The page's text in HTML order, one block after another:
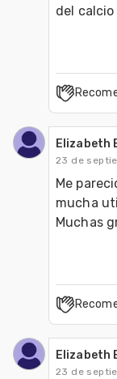
del
Elizabeth
23 de
Me
mucha
Elizabeth
23 de